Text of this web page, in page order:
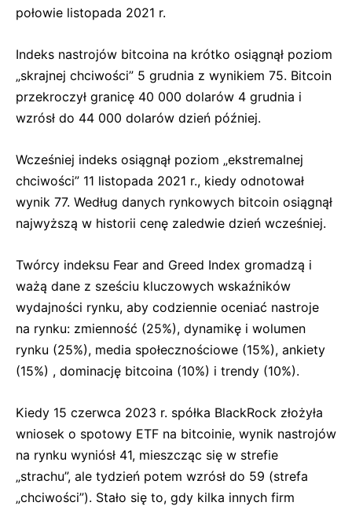
połowie listopada 2021 r.
Indeks nastrojów bitcoina na krótko osiągnął poziom
„skrajnej chciwości” 5 grudnia z wynikiem 75. Bitcoin
przekroczył granicę 40 000 dolarów 4 grudnia i
wzrósł do 44 000 dolarów dzień później.
Wcześniej indeks osiągnął poziom „ekstremalnej
chciwości” 11 listopada 2021 r., kiedy odnotował
wynik 77. Według danych rynkowych bitcoin osiągnął
najwyższą w historii cenę zaledwie dzień wcześniej.
Twórcy indeksu Fear and Greed Index gromadzą i
ważą dane z sześciu kluczowych wskaźników
wydajności rynku, aby codziennie oceniać nastroje
na rynku: zmienność (25%), dynamikę i wolumen
rynku (25%), media społecznościowe (15%), ankiety
(15%) , dominację bitcoina (10%) i trendy (10%).
Kiedy 15 czerwca 2023 r. spółka BlackRock złożyła
wniosek o spotowy ETF na bitcoinie, wynik nastrojów
na rynku wyniósł 41, mieszcząc się w strefie
„strachu”, ale tydzień potem wzrósł do 59 (strefa
„chciwości”). Stało się to, gdy kilka innych firm